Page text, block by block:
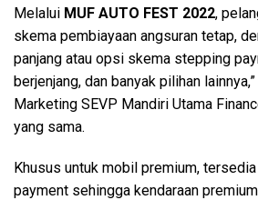
Melalui MUF AUTO FEST 2022,
skema pembiayaan angsuran tetap,
panjang atau opsi skema stepping
berjenjang, dan banyak pilihan
Marketing SEVP Mandiri Utama
yang sama.
Khusus untuk mobil premium,
payment sehingga kendaraan